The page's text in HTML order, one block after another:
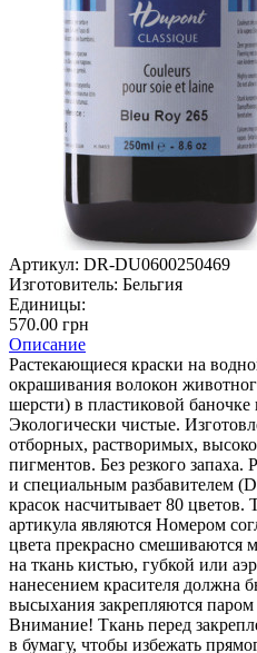
Артикул: DR-DU0600250469
Изготовитель: Бельгия
Единицы:
570.00 грн
Описание
Растекающиеся краски на
окрашивания волокон
шерсти) в пластиковой
Экологически чистые.
отборных, растворимых,
пигментов. Без резкого запаха.
и специальным разбавителем
красок насчитывает 80
артикула являются Номером
цвета прекрасно смешиваются
на ткань кистью, губкой или
нанесением красителя должна
высыхания закрепляются
Внимание! Ткань перед
в бумагу, чтобы избежать